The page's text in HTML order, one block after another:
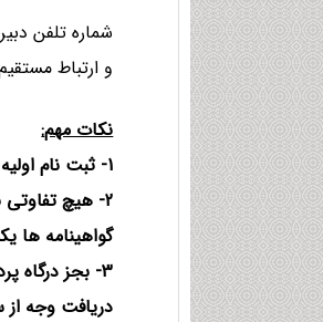
شماره تلفن دبیرخانه : 05138234735 ساعات کاری 08:00
و ارتباط مستقیم
نكات مهم:
1- ثبت نام اولیه در سایت و ارسال مقاله یا مقالات و داوری آن رایگان می باشد و نیاز به پرداخت هزینه نیست.
2- هیچ
گواهینامه ها
3- بجز درگاه
دریافت وجه